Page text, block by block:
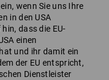
wenn Sie uns Ihre
in den USA
dass die EU-
einen
und ihr damit ein
der EU entspricht,
Dienstleister